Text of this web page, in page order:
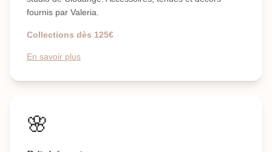
fournis par Valeria.
Collections dès 125€
En savoir plus
🌸